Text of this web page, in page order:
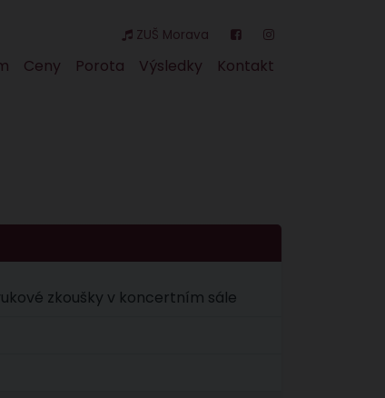
ZUŠ Morava
Ceny Porota Výsledky Kontakt
zkoušky v koncertním sále